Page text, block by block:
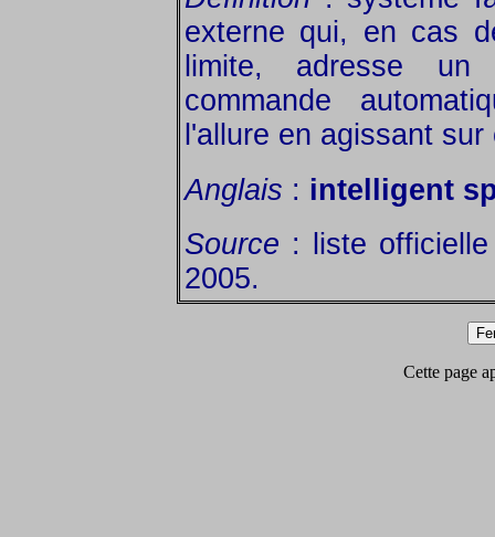
externe qui, en cas
limite, adresse
commande
l'allure en agissant
Anglais : intelligent
Source : liste
2005.
Cette page